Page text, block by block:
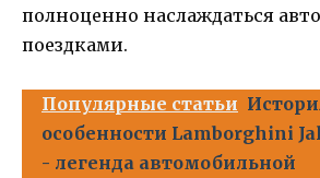
полноценно наслаждаться
поездками.
Популярные статьи
особенности Lamborghini
- легенда автомобильной